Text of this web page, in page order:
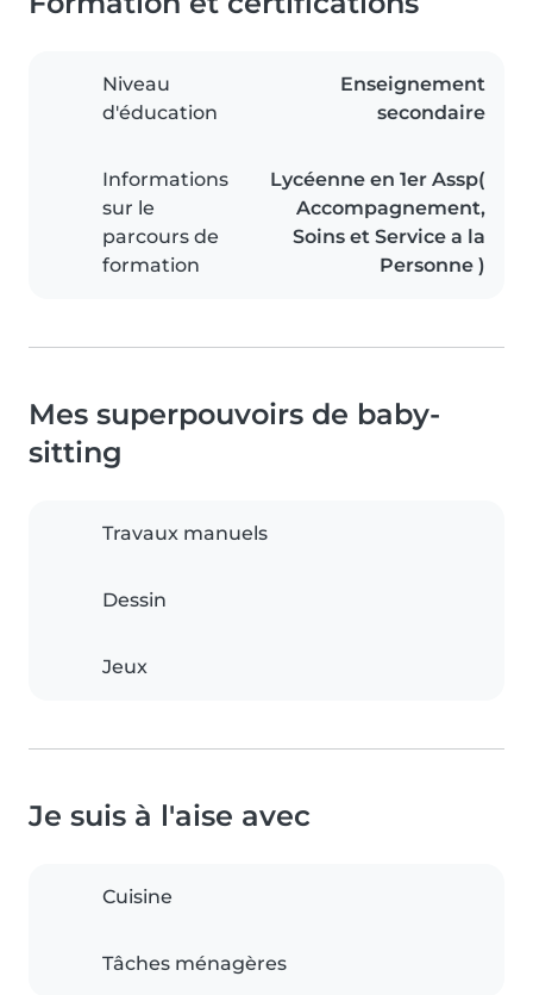
Niveau
d'éducation
Enseignement
secondaire
Informations
sur le
parcours de
formation
Lycéenne en 1er Assp(
Accompagnement,
Soins et Service a la
Personne )
Mes superpouvoirs de baby-
sitting
Travaux manuels
Dessin
Jeux
Je suis à l'aise avec
Cuisine
Tâches ménagères